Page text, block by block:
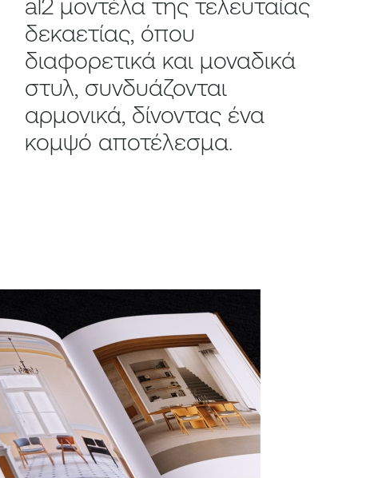
al2 μοντέλα της τελευταίας
δεκαετίας, όπου
διαφορετικά και μοναδικά
στυλ, συνδυάζονται
αρμονικά, δίνοντας ένα
κομψό αποτέλεσμα.